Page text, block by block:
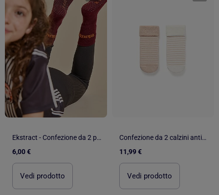
Ekstract - Confezione da 2 paia di calzini antiscivolo
6,00 €
Vedi prodotto
Confezione da 2 calzini antiscivolo in spugna a righe
11,99 €
Vedi prodotto